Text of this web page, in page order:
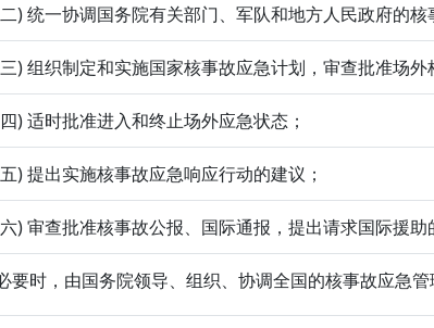
) 统一协调国务院有关部门、军队和地方人民政府的核
) 组织制定和实施国家核事故应急计划，审查批准场外
) 适时批准进入和终止场外应急状态；
) 提出实施核事故应急响应行动的建议；
) 审查批准核事故公报、国际通报，提出请求国际援助
要时，由国务院领导、组织、协调全国的核事故应急管